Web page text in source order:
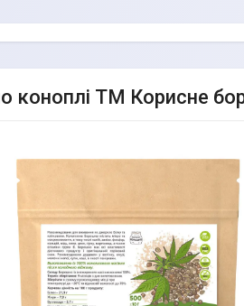
коноплі ТМ Корисне